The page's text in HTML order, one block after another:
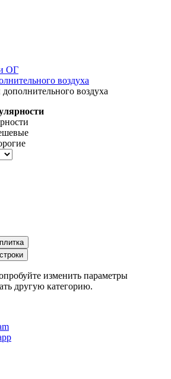
ОГ
воздуха
воздуха
изменить параметры
другую категорию.